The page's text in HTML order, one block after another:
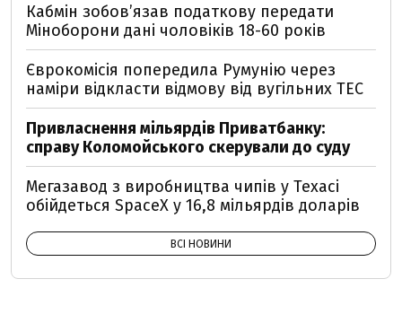
Кабмін зобовʼязав податкову передати
Міноборони дані чоловіків 18-60 років
Єврокомісія попередила Румунію через
наміри відкласти відмову від вугільних ТЕС
Привласнення мільярдів Приватбанку:
справу Коломойського скерували до суду
Мегазавод з виробництва чипів у Техасі
обійдеться SpaceX у 16,8 мільярдів доларів
ВСІ НОВИНИ